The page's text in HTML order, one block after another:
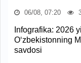
06/08, 07:20
Infografika: 2026
O‘zbekistonning
savdosi